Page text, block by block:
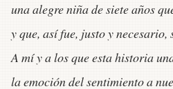
una alegre niña de siete años
y que, así fue, justo y
A mí y a los que esta historia
la emoción del sentimiento a